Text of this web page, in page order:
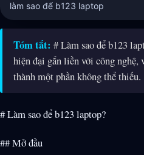
làm sao để b123 laptop
Tóm tắt: # Làm sao để b123
hiện đại gắn liền với công nghệ,
thành một phần không thể thiếu.
# Làm sao để b123 laptop?
## Mở đầu